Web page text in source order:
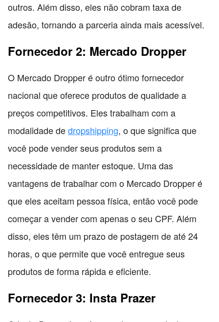
outros. Além disso, eles não cobram taxa de
adesão, tornando a parceria ainda mais acessível.
Fornecedor 2: Mercado Dropper
O Mercado Dropper é outro ótimo fornecedor
nacional que oferece produtos de qualidade a
preços competitivos. Eles trabalham com a
modalidade dedropshipping, o que significa que
você pode vender seus produtos sem a
necessidade de manter estoque. Uma das
vantagens de trabalhar com o Mercado Dropper é
que eles aceitam pessoa física, então você pode
começar a vender com apenas o seu CPF. Além
disso, eles têm um prazo de postagem de até 24
horas, o que permite que você entregue seus
produtos de forma rápida e eficiente.
Fornecedor 3: Insta Prazer